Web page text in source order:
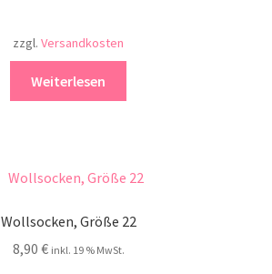
zzgl. Versandkosten
Weiterlesen
Wollsocken, Größe 22
8,90 € inkl. 19 % MwSt.